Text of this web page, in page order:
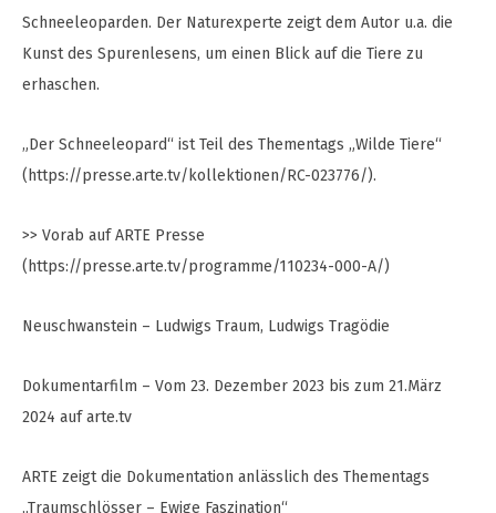
Schneeleoparden. Der Naturexperte zeigt dem Autor u.a. die
Kunst des Spurenlesens, um einen Blick auf die Tiere zu
erhaschen.
„Der Schneeleopard“ ist Teil des Thementags „Wilde Tiere“
(https://presse.arte.tv/kollektionen/RC-023776/).
>> Vorab auf ARTE Presse
(https://presse.arte.tv/programme/110234-000-A/)
Neuschwanstein – Ludwigs Traum, Ludwigs Tragödie
Dokumentarfilm – Vom 23. Dezember 2023 bis zum 21.März
2024 auf arte.tv
ARTE zeigt die Dokumentation anlässlich des Thementags
„Traumschlösser – Ewige Faszination“